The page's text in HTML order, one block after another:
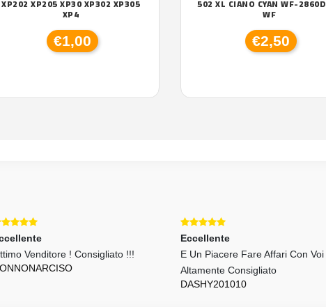
XP202 XP205 XP30 XP302 XP305
XP4
€1,00
502 XL CIANO CYAN WF-
WF
€2,50
Eccellente
E Un Piacere Fare Affari Con Voi
Altamente Consigliato
Eccellente
Tutto Perfetto, Spedizione
Velocissima. Ottimo
STEOC-338